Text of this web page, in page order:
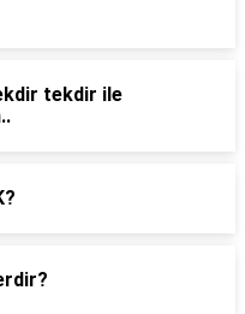
tekdir ile